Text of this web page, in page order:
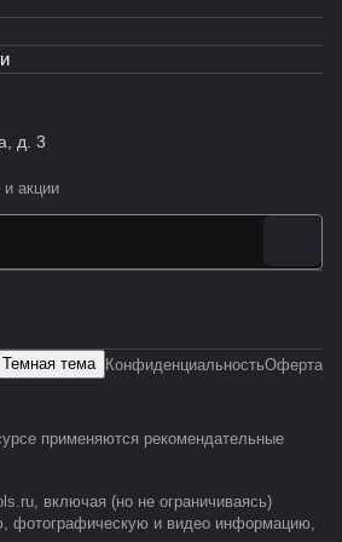
д. 3
и акции
Темная тема КонфиденциальностьОферта
применяются рекомендательные
включая (но не ограничиваясь)
фотографическую и видео информацию,